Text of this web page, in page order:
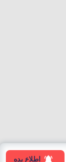
اطلاع بده